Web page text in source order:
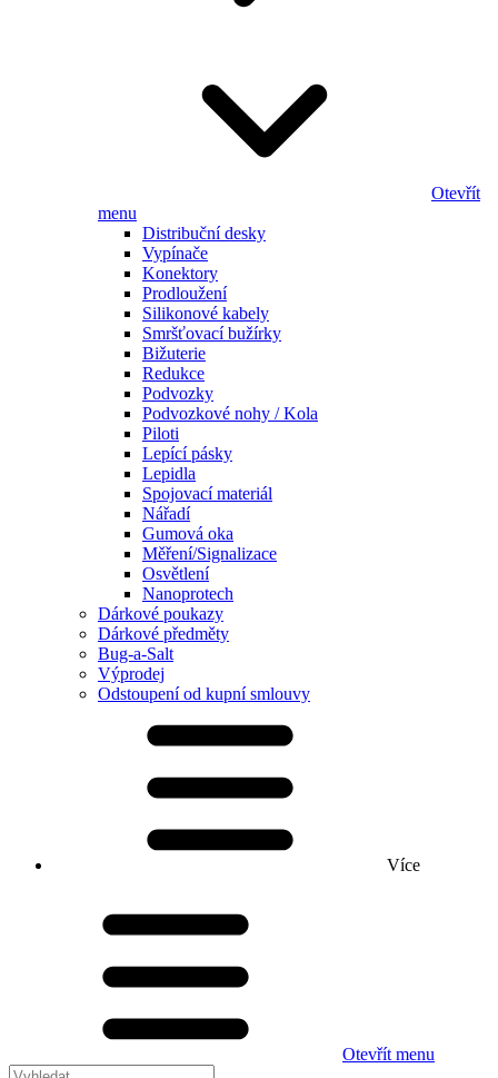
Otevřít
menu
Distribuční desky
Vypínače
Konektory
Prodloužení
Silikonové kabely
Smršťovací bužírky
Bižuterie
Redukce
Podvozky
Podvozkové nohy / Kola
Piloti
Lepící pásky
Lepidla
Spojovací materiál
Nářadí
Gumová oka
Měření/Signalizace
Osvětlení
Nanoprotech
Dárkové poukazy
Dárkové předměty
Bug-a-Salt
Výprodej
Odstoupení od kupní smlouvy
Více
Otevřít menu